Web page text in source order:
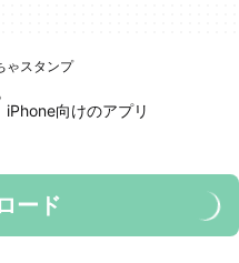
ゃスタンプ
iPhone向けのアプリ
ード